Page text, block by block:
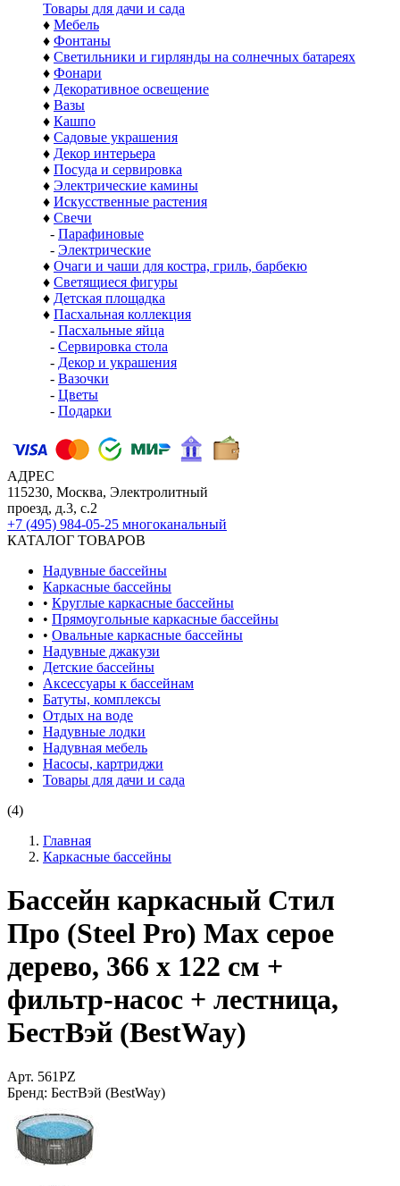
Товары для дачи и сада
♦ Мебель
♦ Фонтаны
♦ Светильники и гирлянды на солнечных батареях
♦ Фонари
♦ Декоративное освещение
♦ Вазы
♦ Кашпо
♦ Садовые украшения
♦ Декор интерьера
♦ Посуда и сервировка
♦ Электрические камины
♦ Искусственные растения
♦ Свечи
- Парафиновые
- Электрические
♦ Очаги и чаши для костра, гриль, барбекю
♦ Светящиеся фигуры
♦ Детская площадка
♦ Пасхальная коллекция
- Пасхальные яйца
- Сервировка стола
- Декор и украшения
- Вазочки
- Цветы
- Подарки
АДРЕС
115230, Москва, Электролитный
проезд, д.3, с.2
+7 (495) 984-05-25 многоканальный
КАТАЛОГ ТОВАРОВ
Надувные бассейны
Каркасные бассейны
• Круглые каркасные бассейны
• Прямоугольные каркасные бассейны
• Овальные каркасные бассейны
Надувные джакузи
Детские бассейны
Аксессуары к бассейнам
Батуты, комплексы
Отдых на воде
Надувные лодки
Надувная мебель
Насосы, картриджи
Товары для дачи и сада
(4)
Главная
Каркасные бассейны
Бассейн каркасный Стил
Про (Steel Pro) Мах серое
дерево, 366 х 122 см +
фильтр-насос + лестница,
БестВэй (BestWay)
Арт. 561PZ
Бренд: БестВэй (BestWay)